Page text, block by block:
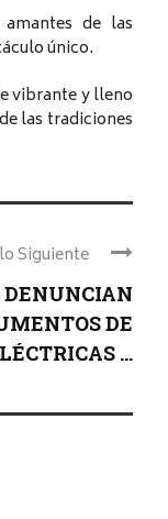
de las
único.
vibrante y lleno
las tradiciones
Siguiente
DENUNCIAN
DE
...